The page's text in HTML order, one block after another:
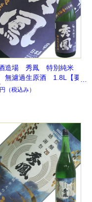
造場 秀鳳 特別純米
濾過生原酒 1.8L【要
（税込み）